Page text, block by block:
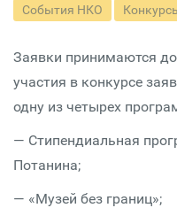
События НКО
Заявки принимаются
участия в конкурсе
одну из четырех
— Стипендиальная
Потанина;
— «Музей без границ»;